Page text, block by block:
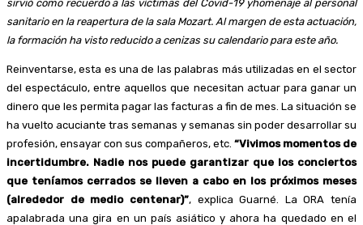
sirvió como recuerdo a las víctimas del Covid-19 yhomenaje al personal
sanitario en la reapertura de la sala Mozart. Al margen de esta actuación,
la formación ha visto reducido a cenizas su calendario para este año.
Reinventarse, esta es una de las palabras más utilizadas en el sector
del espectáculo, entre aquellos que necesitan actuar para ganar un
dinero que les permita pagar las facturas a fin de mes. La situación se
ha vuelto acuciante tras semanas y semanas sin poder desarrollar su
profesión, ensayar con sus compañeros, etc. “Vivimos momentos de
incertidumbre. Nadie nos puede garantizar que los conciertos
que teníamos cerrados se lleven a cabo en los próximos meses
(alrededor de medio centenar)”, explica Guarné. La ORA tenía
apalabrada una gira en un país asiático y ahora ha quedado en el